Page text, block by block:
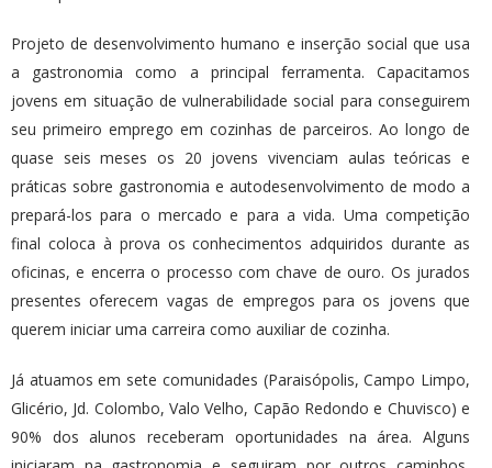
Projeto de desenvolvimento humano e inserção social que usa
a gastronomia como a principal ferramenta. Capacitamos
jovens em situação de vulnerabilidade social para conseguirem
seu primeiro emprego em cozinhas de parceiros. Ao longo de
quase seis meses os 20 jovens vivenciam aulas teóricas e
práticas sobre gastronomia e autodesenvolvimento de modo a
prepará-los para o mercado e para a vida. Uma competição
final coloca à prova os conhecimentos adquiridos durante as
oficinas, e encerra o processo com chave de ouro. Os jurados
presentes oferecem vagas de empregos para os jovens que
querem iniciar uma carreira como auxiliar de cozinha.
Já atuamos em sete comunidades (Paraisópolis, Campo Limpo,
Glicério, Jd. Colombo, Valo Velho, Capão Redondo e Chuvisco) e
90% dos alunos receberam oportunidades na área. Alguns